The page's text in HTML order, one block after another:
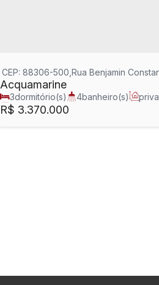
Acquamarine
R$ 3.370.000
CEP: 88306-500 Rua Benjamin
3dormitório(s) 4banheiro(s)
3 suíte(s)